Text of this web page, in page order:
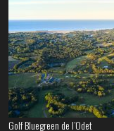
Golf Bluegreen de l’Odet